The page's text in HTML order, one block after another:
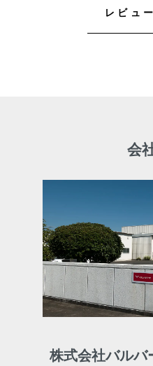
ねますのでご了承くだ
レビュ
会
株式会社バルバ